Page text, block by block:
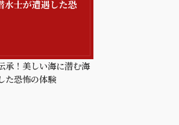
承！美しい海に潜む海
た恐怖の体験